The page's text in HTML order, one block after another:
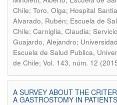
Chile; Toro, Olga; Hospital
Alvarado, Rubén; Escuela de
Chile; Carniglia, Claudia;
Guajardo, Alejandro;
Escuela de Salud Publica,
de Chile; Vol. 143, núm. 12
A SURVEY ABOUT THE
A GASTROSTOMY IN